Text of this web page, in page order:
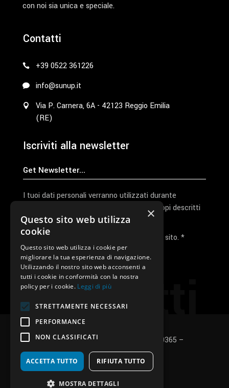
Contatti
con noi sia unica e speciale.
Contatti
+39 0522 361226
info@sunup.it
Via P. Carnera, 6A - 42123 Reggio Emilia
(RE)
Iscriviti alla newsletter
I tuoi dati personali verranno utilizzati durante
l'elaborazione della richiesta e per altri scopi descritti
nella nostraprivacy policy
Ho letto e accetto la privacy policy del sito. *
Invia I Dati
SUNUP S.r.l. – P.Iva e C.F.: 03496530365 –
Privacy policy –Cookies policy
fb in
×
Questo sito web utilizza
cookie
Questo sito web utilizza i cookie per
migliorare la tua esperienza di navigazione.
Utilizzando il nostro sito web acconsenti a
tutti i cookie in conformità con la nostra
policy per i cookie. Leggi di più
STRETTAMENTE NECESSARI
PERFORMANCE
NON CLASSIFICATI
ACCETTA TUTTO RIFIUTA TUTTO
MOSTRA DETTAGLI